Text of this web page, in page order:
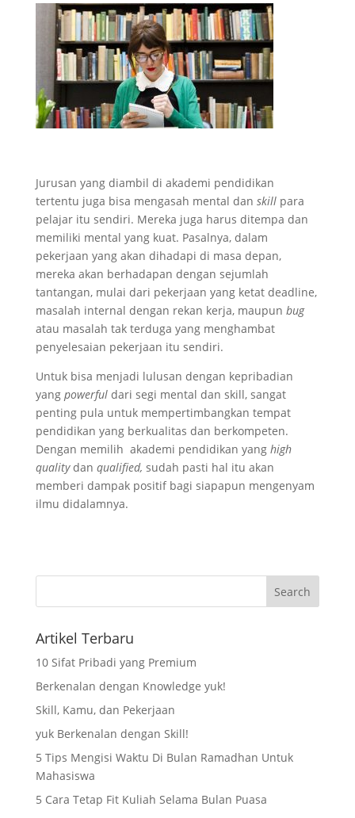
Jurusan yang diambil di akademi pendidikan
tertentu juga bisa mengasah mental dan skill para
pelajar itu sendiri. Mereka juga harus ditempa dan
memiliki mental yang kuat. Pasalnya, dalam
pekerjaan yang akan dihadapi di masa depan,
mereka akan berhadapan dengan sejumlah
tantangan, mulai dari pekerjaan yang ketat deadline,
masalah internal dengan rekan kerja, maupun bug
atau masalah tak terduga yang menghambat
penyelesaian pekerjaan itu sendiri.
Untuk bisa menjadi lulusan dengan kepribadian
yangpowerful dari segi mental dan skill, sangat
penting pula untuk mempertimbangkan tempat
pendidikan yang berkualitas dan berkompeten.
Dengan memilih akademi pendidikan yang high
qualitydan qualified, sudah pasti hal itu akan
memberi dampak positif bagi siapapun mengenyam
ilmu didalamnya.
Artikel Terbaru
10 Sifat Pribadi yang Premium
Berkenalan dengan Knowledge yuk!
Skill, Kamu, dan Pekerjaan
yuk Berkenalan dengan Skill!
5 Tips Mengisi Waktu Di Bulan Ramadhan Untuk
Mahasiswa
5 Cara Tetap Fit Kuliah Selama Bulan Puasa